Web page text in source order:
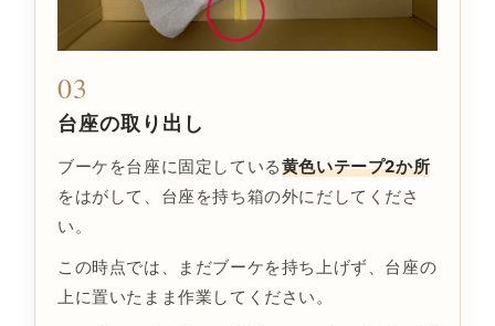
03
台座の取り出し
ブーケを台座に固定している黄色いテープ2か所
をはがして、台座を持ち箱の外にだしてくださ
い。
この時点では、まだブーケを持ち上げず、台座の
上に置いたまま作業してください。